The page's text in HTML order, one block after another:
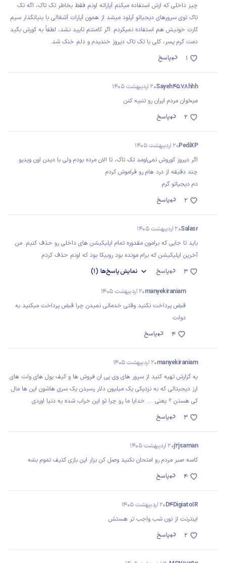
چیز داخلی که ازش استفاده میکنم آپاراته اونم فقط بخاطر تک تاک، اگه تک
تاک توی سرورهای دیجیاتو آپلود میشد از همون آپارات آشغالی با بنیانگذار سیم
کارت خونیش هم استفاده نمیکردم. اگر کامنتم تایید نشد، لطفاً به کورش بگید
دمت گرم پسر، کلی با تک تاک دیروز خندیدم و دلم خنک شد.
پاسخ
1
Sayeh4578hhh20 اردیبهشت 1405
میخوان مردم ایران رو تنبیه کنن
پاسخ
2
PediXP20 اردیبهشت 1405
اگر دیروز کوروش نمی‌اومد تک تاک، تا الان مرده بودم ولی با دیدن اون ویدیو
چند دقیقه از درد هام رو فراموش کردم
دم دیجیاتو گرم
پاسخ
2
Salasr20 اردیبهشت 1405
باید تا جایی که برامون مقدوره تمام اپلیکیشن های داخلی رو حذف کنیم. من
آخرین اپلیکیشن که برام مونده بود روبیکا بود که اونم حذف کردم.
پاسخ
نمایشپاسخ‌ها (1) 3
manyekiraniam20 اردیبهشت 1405
قبض پرداخت نکنید وقتی خدماتی نمیدن چرا قبض پرداخت میکنید به
دولت
پاسخ
4
manyekiraniam20 اردیبهشت 1405
یه گزارش تهیه کنید از سرور های وی پی ان فروش ها و کیف پول های ولت های
ارز دیجیتالی که به نزدیکی یک میلیون دلار رسیدن یک سری هاشون این ها مال
کی هستن ؟ یعنی .... خدایا ما رو چرا تو این خراب شده به دنیا اوردی
پاسخ
3
j2jsaman20 اردیبهشت 1405
کاسه صبر مردم رو امتحان نکنید وصل کن بزار این بازی کثیف تموم بشه
پاسخ
4
D4DigiatoIR20 اردیبهشت 1405
اینترنت از نون شب واجب تر هستش
پاسخ
2